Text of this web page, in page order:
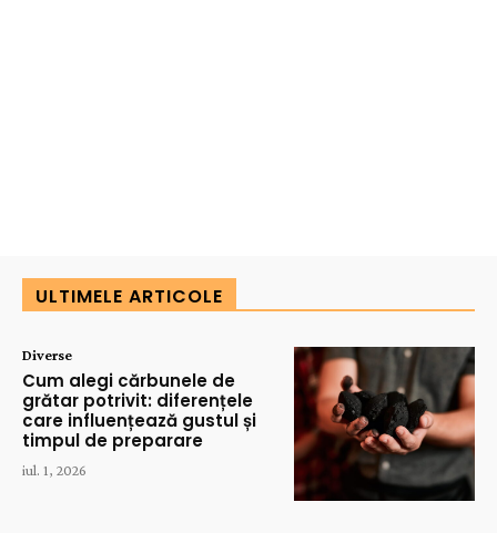
ULTIMELE ARTICOLE
Diverse
Cum alegi cărbunele de
grătar potrivit: diferențele
care influențează gustul și
timpul de preparare
iul. 1, 2026